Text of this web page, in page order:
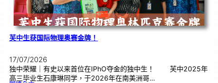
芙中生获国际物理奥赛金牌！
17/07/2026
独中荣耀｜有史以来首位在IPhO夺金的独中生！ 芙中2025年
高三毕业生石康琳同学，于2026年在南美洲哥…